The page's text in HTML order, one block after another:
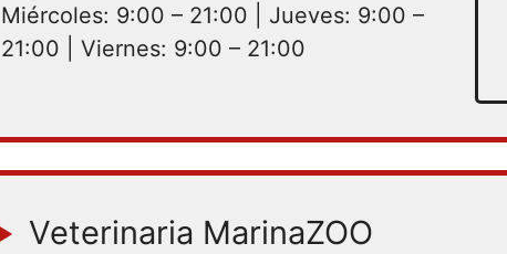
Miércoles: 9:00 – 21:00 | Jueves: 9:00 –
21:00 | Viernes: 9:00 – 21:00
Veterinaria MarinaZOO